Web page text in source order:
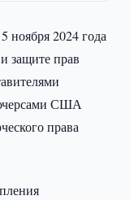
5 ноября 2024 года
защите прав
США
права